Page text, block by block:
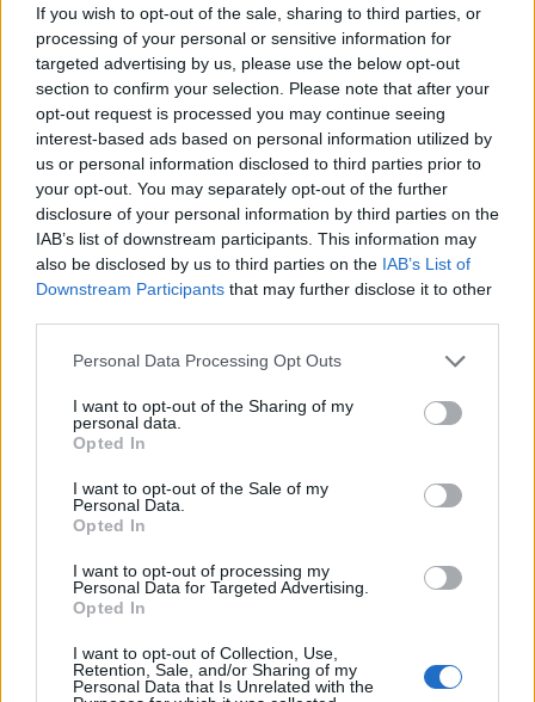
If you wish to opt-out of the sale, sharing to third parties, or
processing of your personal or sensitive information for
targeted advertising by us, please use the below opt-out
section to confirm your selection. Please note that after your
opt-out request is processed you may continue seeing
interest-based ads based on personal information utilized by
us or personal information disclosed to third parties prior to
your opt-out. You may separately opt-out of the further
disclosure of your personal information by third parties on the
IAB’s list of downstream participants. This information may
also be disclosed by us to third parties on the IAB’s List of
Downstream Participants that may further disclose it to other
Personal Data Processing Opt Outs
I want to opt-out of the Sharing of my
personal data.
Opted In
I want to opt-out of the Sale of my
Personal Data.
Opted In
I want to opt-out of processing my
Personal Data for Targeted Advertising.
Opted In
I want to opt-out of Collection, Use,
Retention, Sale, and/or Sharing of my
Personal Data that Is Unrelated with the